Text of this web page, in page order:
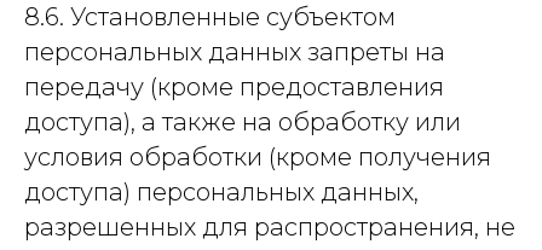
8.6. Установленные субъектом
персональных данных запреты на
передачу (кроме предоставления
доступа), а также на обработку или
условия обработки (кроме получения
доступа) персональных данных,
разрешенных для распространения, не